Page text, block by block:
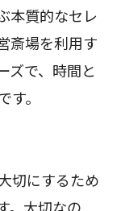
効に使う
現
例
見送る方法
る演出
本質的なセレ
斎場を利用す
ズで、時間と
。
切にするため